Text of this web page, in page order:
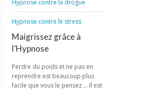
Hypnose contre la drogue
Hypnose contre le stress
Maigrissez grâce à
l’Hypnose
Perdre du poids et ne pas en
reprendre est beaucoup plus
facile que vous le pensez … Il est